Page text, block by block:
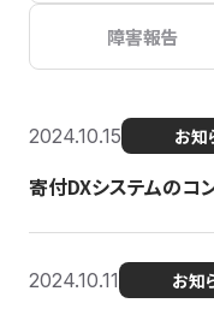
障害報告
2024.10.15 お知
寄付DXシステムのコ
2024.10.11 お知